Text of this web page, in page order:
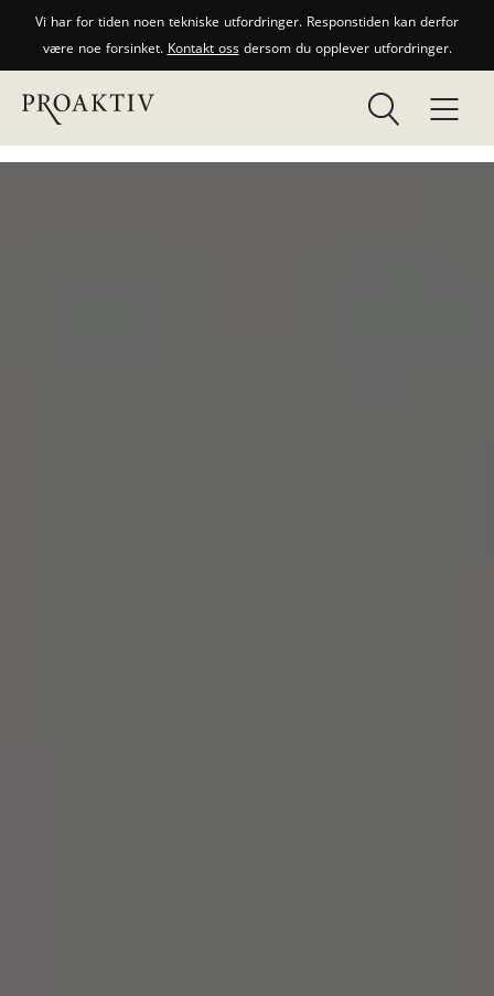
Vi har for tiden noen tekniske utfordringer. Responstiden kan derfor
være noe forsinket. Kontakt ossdersom du opplever utfordringer.